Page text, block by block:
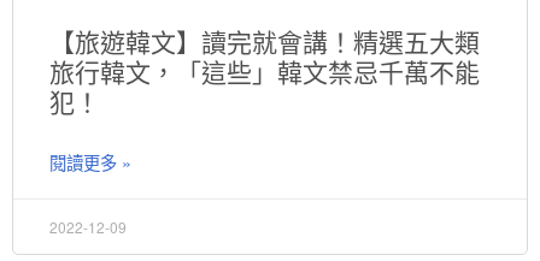
【旅遊韓文】讀完就會講！精選五大類
旅行韓文，「這些」韓文禁忌千萬不能
犯！
閱讀更多 »
2022-12-09